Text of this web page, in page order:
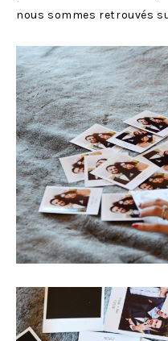
nous sommes retrouvés